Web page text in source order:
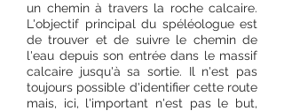
un chemin à travers la roche calcaire.
L'objectif principal du spéléologue est
de trouver et de suivre le chemin de
l'eau depuis son entrée dans le massif
calcaire jusqu'à sa sortie. Il n'est pas
toujours possible d'identifier cette route
mais, ici, l'important n'est pas le but,